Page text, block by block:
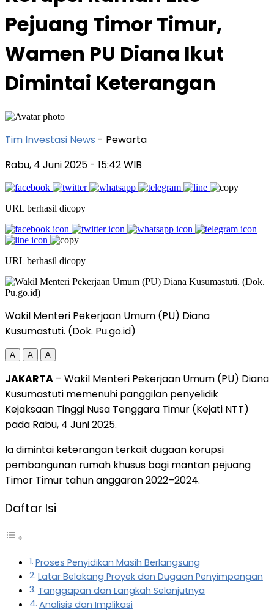
Pejuang Timor Timur,
Wamen PU Diana Ikut
Dimintai Keterangan
Tim Investasi News - Pewarta
Rabu, 4 Juni 2025 - 15:42 WIB
URL berhasil dicopy
URL berhasil dicopy
Wakil Menteri Pekerjaan Umum (PU) Diana
Kusumastuti. (Dok. Pu.go.id)
A A A
JAKARTA – Wakil Menteri Pekerjaan Umum (PU) Diana
Kusumastuti memenuhi panggilan penyelidik
Kejaksaan Tinggi Nusa Tenggara Timur (Kejati NTT)
pada Rabu, 4 Juni 2025.
Ia dimintai keterangan terkait dugaan korupsi
pembangunan rumah khusus bagi mantan pejuang
Timor Timur tahun anggaran 2022–2024.
Daftar Isi
Proses Penyidikan Masih Berlangsung
Latar Belakang Proyek dan Dugaan Penyimpangan
Tanggapan dan Langkah Selanjutnya
Analisis dan Implikasi